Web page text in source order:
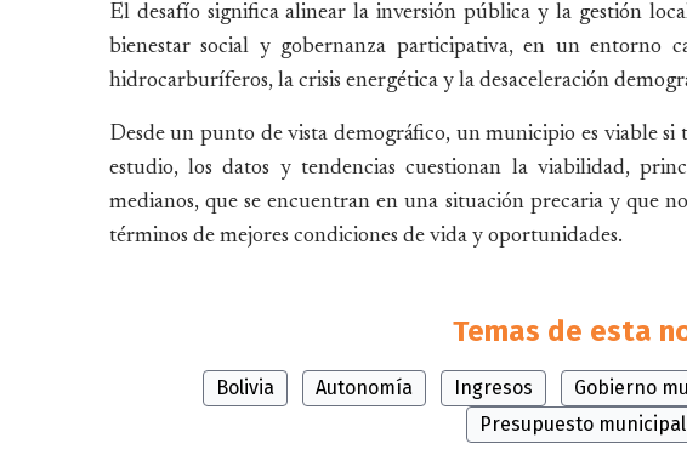
El desafío significa alinear la inversión pública y la gestión
bienestar social y gobernanza participativa, en un entorno
hidrocarburíferos, la crisis energética y la desaceleración
Desde un punto de vista demográfico, un municipio es viable si
estudio, los datos y tendencias cuestionan la viabilidad,
medianos, que se encuentran en una situación precaria y que
términos de mejores condiciones de vida y oportunidades.
Temas de esta
Bolivia Autonomía Ingresos Gobierno
Presupuesto municipal